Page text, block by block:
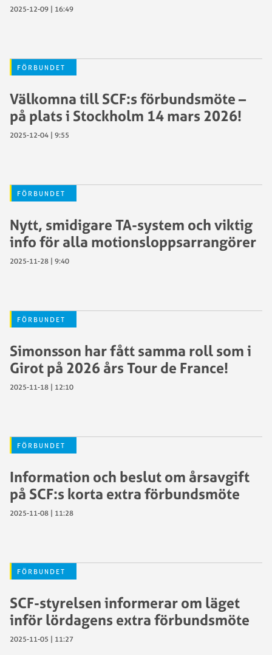
2025-12-09 | 16:49
FÖRBUNDET
Välkomna till SCF:s förbundsmöte –
på plats i Stockholm 14 mars 2026!
2025-12-04 | 9:55
FÖRBUNDET
Nytt, smidigare TA-system och viktig
info för alla motionsloppsarrangörer
2025-11-28 | 9:40
FÖRBUNDET
Simonsson har fått samma roll som i
Girot på 2026 års Tour de France!
2025-11-18 | 12:10
FÖRBUNDET
Information och beslut om årsavgift
på SCF:s korta extra förbundsmöte
2025-11-08 | 11:28
FÖRBUNDET
SCF-styrelsen informerar om läget
inför lördagens extra förbundsmöte
2025-11-05 | 11:27